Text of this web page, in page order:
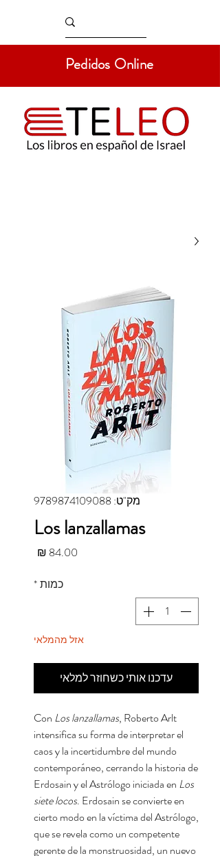
Pedidos Online
מק"ט: 9789874109088
Los lanzallamas
כמות*
אזל מהמלאי
עדכנו אותי כשחוזר למלאי
Con Los lanzallamas, Roberto Arlt
intensifica su forma de interpretar el
caos y la incertidumbre del mundo
contemporáneo, cerrando la historia de
Erdosain y el Astrólogo iniciada en Los
siete locos. Erdosain se convierte en
cierto modo en la víctima del Astrólogo,
que se revela como un competente
gerente de la monstruosidad, un nuevo